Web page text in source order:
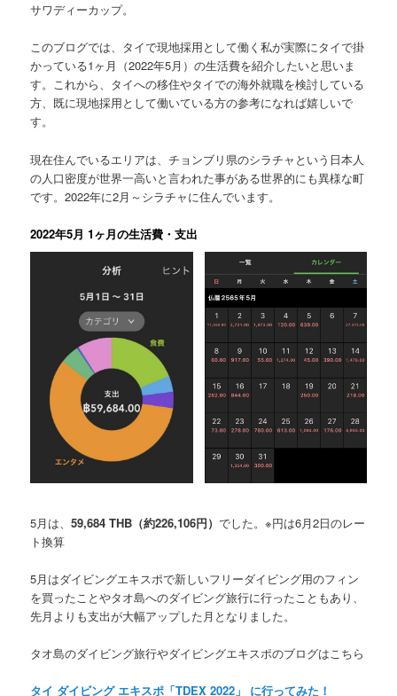
サワディーカップ。
このブログでは、 タイで現地採用として働く私が実際にタイで掛
かっている1ヶ月（2022年5月）の生活費を紹介したいと思いま
す。これから、タイへの移住やタイでの海外就職を検討している
方、既に現地採用として働いている方の参考になれば嬉しいで
す。
現在住んでいるエリアは、チョンブリ県のシラチャという日本人
の人口密度が世界一高いと言われた事がある世界的にも異様な町
です。2022年に2月～シラチャに住んでいます。
2022年5月 1ヶ月の生活費・支出
5月は、59,684 THB （約226,106円）でした。※円は6月2日のレー
ト換算
5月はダイビングエキスポで新しいフリーダイビング用のフィン
を買ったことやタオ島へのダイビング旅行に行ったこともあり、
先月よりも支出が大幅アップした月となりました。
タオ島のダイビング旅行やダイビングエキスポのブログはこちら
タイ ダイビング エキスポ「TDEX 2022」 に行ってみた！